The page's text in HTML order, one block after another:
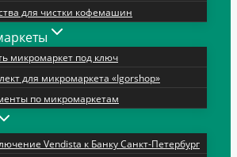
для чистки кофемашин
микромаркет под ключ
для микромаркета «Igorshop»
по микромаркетам
Vendista к Банку Санкт-Петербург